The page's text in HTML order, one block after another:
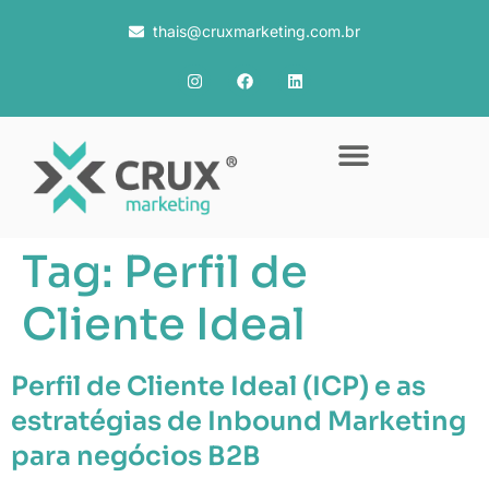
thais@cruxmarketing.com.br
Tag: Perfil de
Cliente Ideal
Perfil de Cliente Ideal (ICP) e as
estratégias de Inbound Marketing
para negócios B2B